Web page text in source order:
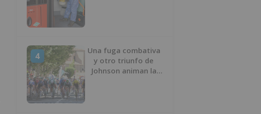
4
Una fuga combativa
y otro triunfo de
Johnson animan la